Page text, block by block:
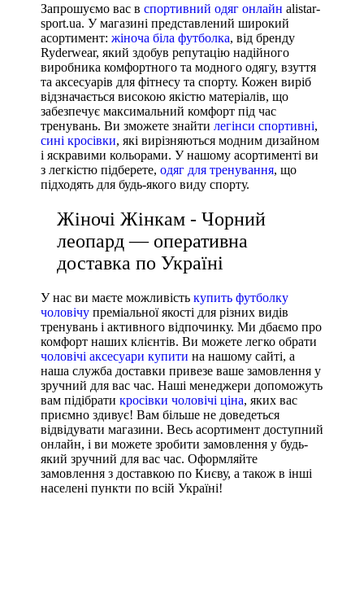
Запрошуємо вас в спортивний одяг онлайн alistar-
sport.ua. У магазині представлений широкий
асортимент: жіноча біла футболка, від бренду
Ryderwear, який здобув репутацію надійного
виробника комфортного та модного одягу, взуття
та аксесуарів для фітнесу та спорту. Кожен виріб
відзначається високою якістю матеріалів, що
забезпечує максимальний комфорт під час
тренувань. Ви зможете знайти легінси спортивні,
сині кросівки, які вирізняються модним дизайном
і яскравими кольорами. У нашому асортименті ви
з легкістю підберете, одяг для тренування, що
підходять для будь-якого виду спорту.
Жіночі Жінкам - Чорний
леопард — оперативна
доставка по Україні
У нас ви маєте можливість купить футболку
чоловічу преміальної якості для різних видів
тренувань і активного відпочинку. Ми дбаємо про
комфорт наших клієнтів. Ви можете легко обрати
чоловічі аксесуари купити на нашому сайті, а
наша служба доставки привезе ваше замовлення у
зручний для вас час. Наші менеджери допоможуть
вам підібрати кросівки чоловічі ціна, яких вас
приємно здивує! Вам більше не доведеться
відвідувати магазини. Весь асортимент доступний
онлайн, і ви можете зробити замовлення у будь-
який зручний для вас час. Оформляйте
замовлення з доставкою по Києву, а також в інші
населені пункти по всій Україні!